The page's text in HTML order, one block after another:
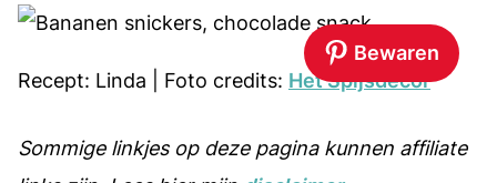
Bewaren
Recept: Linda | Foto credits: Het Spijsdecor
Sommige linkjes op deze pagina kunnen affiliate